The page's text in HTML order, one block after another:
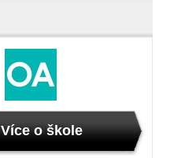
Více o škole